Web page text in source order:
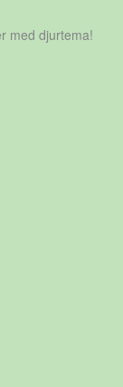
med djurtema!